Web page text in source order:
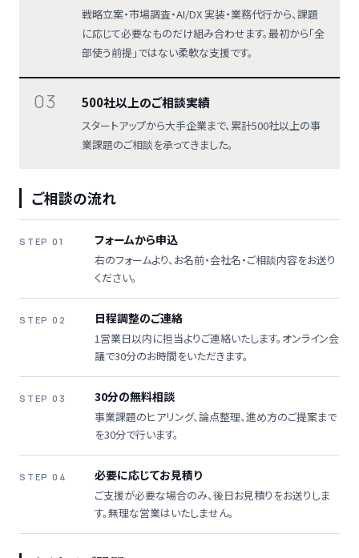
戦略立案・市場調査・AI/DX 実装・業務代行から、課題
に応じて必要なものだけ組み合わせます。最初から「全
部使う前提」ではない柔軟な支援です。
03 500社以上のご相談実績
スタートアップから大手企業まで、累計500社以上の事
業課題のご相談を承ってきました。
ご相談の流れ
STEP 01 フォームから申込
右のフォームより、お名前・会社名・ご相談内容をお送り
ください。
STEP 02 日程調整のご連絡
1営業日以内に担当よりご連絡いたします。オンライン会
議で30分のお時間をいただきます。
STEP 03 30分の無料相談
事業課題のヒアリング、論点整理、進め方のご提案まで
を30分で行います。
STEP 04 必要に応じてお見積り
ご支援が必要な場合のみ、後日お見積りをお送りしま
す。無理な営業はいたしません。